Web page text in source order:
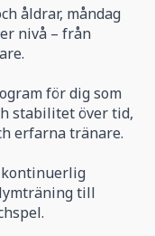
åldrar, måndag
nivå – från
för dig som
stabilitet över tid,
erfarna tränare.
kontinuerlig
till